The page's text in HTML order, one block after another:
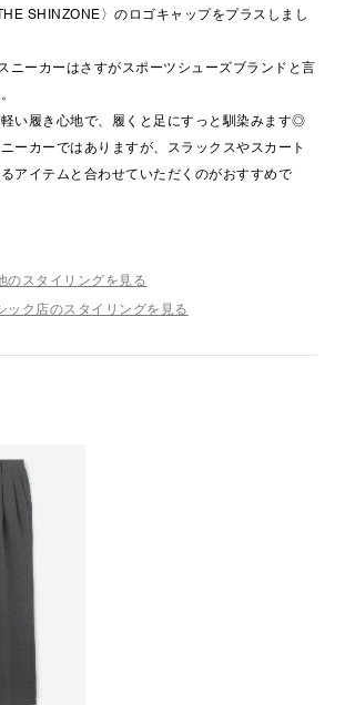
SHINZONE〉のロゴキャップをプラスしまし
ニーカーはさすがスポーツシューズブランドと言
い履き心地で、履くと足にすっと馴染みます◎
ーカーではありますが、スラックスやスカート
アイテムと合わせていただくのがおすすめで
のスタイリングを見る
ック店のスタイリングを見る